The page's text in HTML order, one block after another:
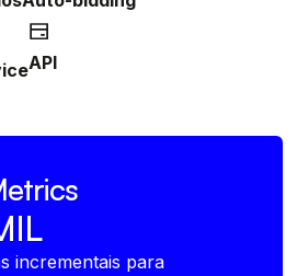
API
incrementais para